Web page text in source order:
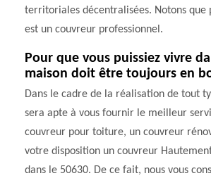
territoriales décentralisées. Notons
est un couvreur professionnel.
Pour que vous puissiez vivre
maison doit être toujours en
Dans le cadre de la réalisation de tout
sera apte à vous fournir le meilleur
couvreur pour toiture, un couvreur
votre disposition un couvreur
dans le 50630. De ce fait, nous vous